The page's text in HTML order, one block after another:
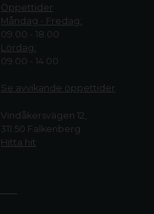
Öppettider
Måndag - Fredag:
09.00 - 18.00
Lördag:
09.00 - 14.00
Se avvikande öppettider
Vindåkersvägen 12,
311 50 Falkenberg
Hitta hit